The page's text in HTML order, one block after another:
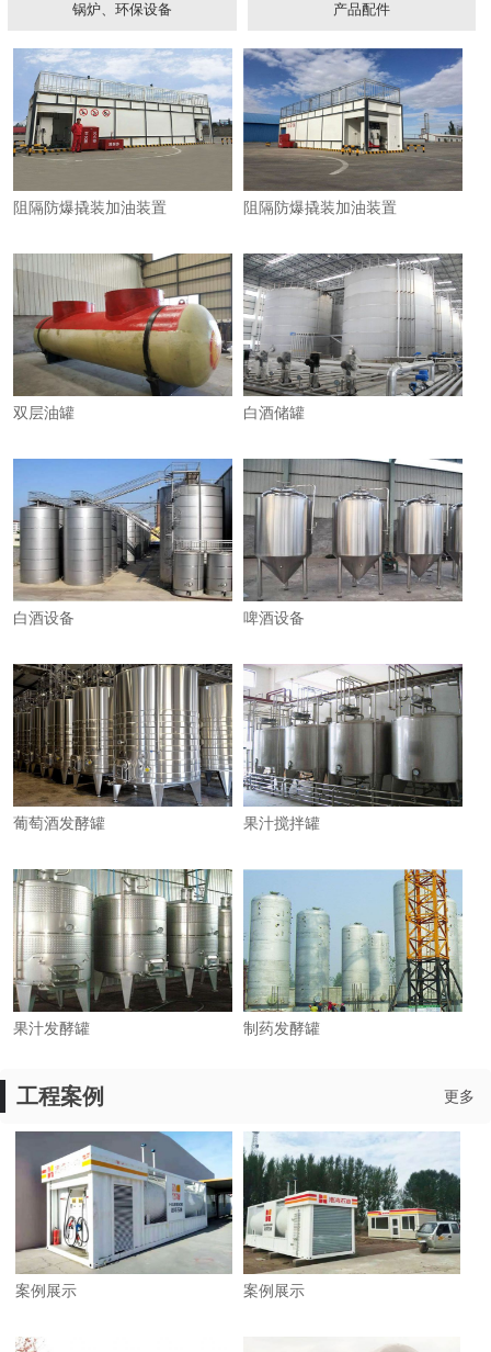
锅炉、环保设备 产品配件
阻隔防爆撬装加油装置 阻隔防爆撬装加油装置
双层油罐 白酒储罐
白酒设备 啤酒设备
葡萄酒发酵罐 果汁搅拌罐
果汁发酵罐 制药发酵罐
工程案例 更多
案例展示 案例展示